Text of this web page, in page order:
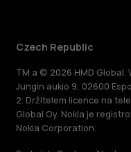
Czech Republic
TM a © 2026 HMD
Jungin aukio 9, 02600
2. Držitelem licence na
Global Oy. Nokia je
Nokia Corporation.